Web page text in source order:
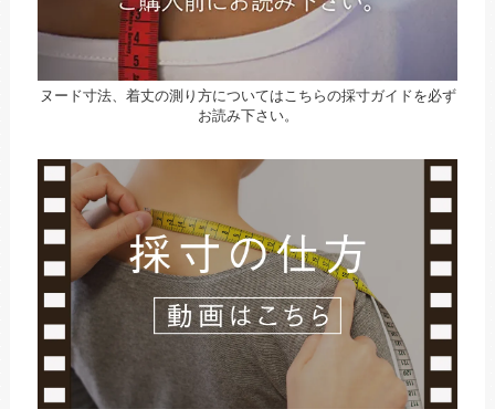
ヌード寸法、着丈の測り方についてはこちらの採寸ガイドを必ず
お読み下さい。